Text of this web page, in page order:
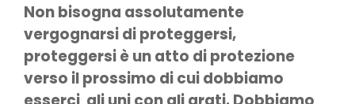
Non bisogna assolutamente
vergognarsi di proteggersi,
proteggersi è un atto di protezione
verso il prossimo di cui dobbiamo